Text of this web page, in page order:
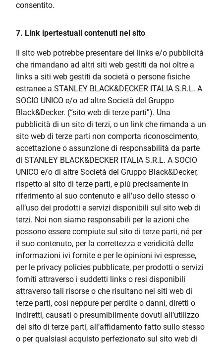
consentito.
7. Link ipertestuali contenuti nel sito
Il sito web potrebbe presentare dei links e/o pubblicità
che rimandano ad altri siti web gestiti da noi oltre a
links a siti web gestiti da società o persone fisiche
estranee a STANLEY BLACK&DECKER ITALIA S.R.L. A
SOCIO UNICO e/o ad altre Società del Gruppo
Black&Decker. (“sito web di terze parti”). Una
pubblicità di un sito di terzi, o un link che rimanda a un
sito web di terze parti non comporta riconoscimento,
accettazione o assunzione di responsabilità da parte
di STANLEY BLACK&DECKER ITALIA S.R.L. A SOCIO
UNICO e/o di altre Società del Gruppo Black&Decker,
rispetto al sito di terze parti, e più precisamente in
riferimento al suo contenuto e all’uso dello stesso o
all’uso dei prodotti e servizi disponibili sul sito web di
terzi. Noi non siamo responsabili per le azioni che
possono essere compiute sul sito di terze parti, né per
il suo contenuto, per la correttezza e veridicità delle
informazioni ivi fornite e per le opinioni ivi espresse,
per le privacy policies pubblicate, per prodotti o servizi
forniti attraverso i suddetti links o resi disponibili
attraverso tali risorse o che risultano nei siti web di
terze parti, così neppure per perdite o danni, diretti o
indiretti, causati o presumibilmente dovuti all’utilizzo
del sito di terze parti, all’affidamento fatto sullo stesso
o per qualsiasi acquisto perfezionato sul sito web di